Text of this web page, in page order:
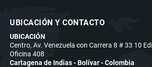
UBICACIÓN Y CONTACTO
UBICACIÓN
Centro, Av. Venezuela con Carrera 8 # 33 10
Oficina 408
Cartagena de Indias - Bolívar - Colombia